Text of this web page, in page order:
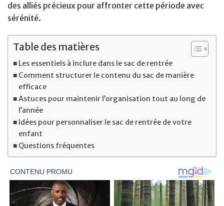
des alliés précieux pour affronter cette période avec
sérénité.
Table des matières
Les essentiels à inclure dans le sac de rentrée
Comment structurer le contenu du sac de manière
efficace
Astuces pour maintenir l’organisation tout au long de
l’année
Idées pour personnaliser le sac de rentrée de votre
enfant
Questions fréquentes